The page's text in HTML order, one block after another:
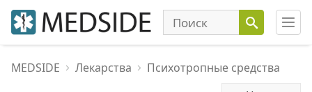
MEDSIDE Лекарства Психотропные средства